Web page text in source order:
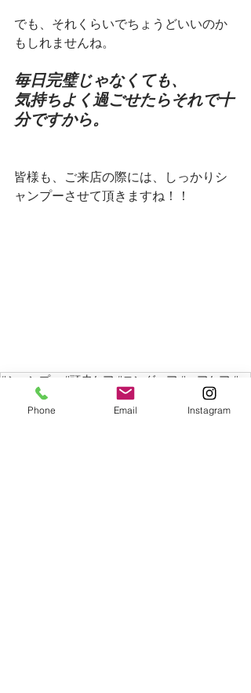
でも、それくらいでちょうどいいのか
もしれませんね。
毎日完璧じゃなくても、
気持ちよく過ごせたらそれで十
分ですから。
皆様も、ご来店の際には、しっかりシ
ャンプーさせて頂きますね！！
Phone Email Instagram